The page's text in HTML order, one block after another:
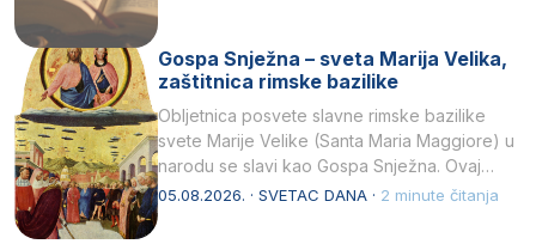
Gospa Snježna – sveta Marija Velika,
zaštitnica rimske bazilike
Obljetnica posvete slavne rimske bazilike
svete Marije Velike (Santa Maria Maggiore) u
narodu se slavi kao Gospa Snježna. Ovaj
naziv, Sancta Maria…
05.08.2026. · SVETAC DANA · 2 minute čitanja